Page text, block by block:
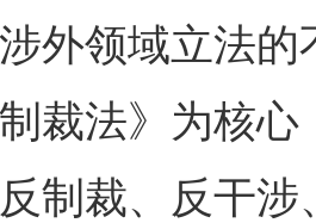
外领域立法
制裁法》为核
制裁、反干涉